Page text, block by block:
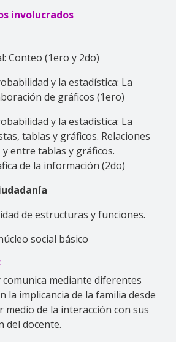
involucrados
Conteo (1ero y 2do)
y la estadística: La
de gráficos (1ero)
y la estadística: La
tablas y gráficos. Relaciones
entre tablas y gráficos.
de la información (2do)
de estructuras y funciones.
social básico
comunica mediante diferentes
la implicancia de la familia desde
medio de la interacción con sus
del docente.